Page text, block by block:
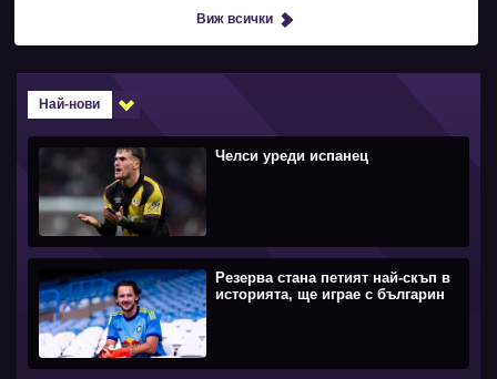
Виж всички
Най-нови
Челси уреди испанец
Резерва стана петият най-скъп в
историята, ще играе с българин